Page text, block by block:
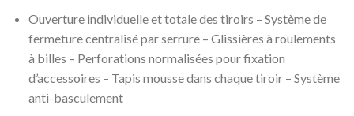
Ouverture individuelle et totale des tiroirs – Système de
fermeture centralisé par serrure – Glissières à roulements
à billes – Perforations normalisées pour fixation
d’accessoires – Tapis mousse dans chaque tiroir – Système
anti-basculement